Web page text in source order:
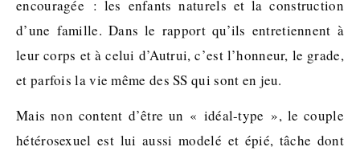
encouragée : les enfants naturels et la construction
d’une famille. Dans le rapport qu’ils entretiennent à
leur corps et à celui d’Autrui, c’est l’honneur, le grade,
et parfois la vie même des SS qui sont en jeu.
Mais non content d’être un « idéal-type », le couple
hétérosexuel est lui aussi modelé et épié, tâche dont